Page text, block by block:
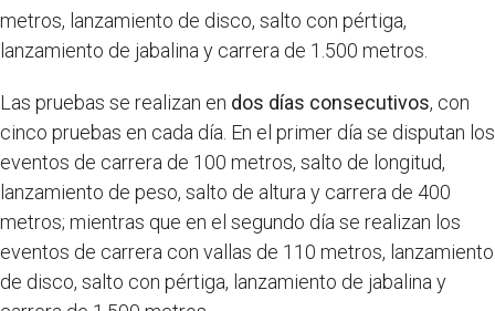
metros, lanzamiento de disco, salto con pértiga,
lanzamiento de jabalina y carrera de 1.500 metros.
Las pruebas se realizan en dos días consecutivos, con
cinco pruebas en cada día. En el primer día se disputan los
eventos de carrera de 100 metros, salto de longitud,
lanzamiento de peso, salto de altura y carrera de 400
metros; mientras que en el segundo día se realizan los
eventos de carrera con vallas de 110 metros, lanzamiento
de disco, salto con pértiga, lanzamiento de jabalina y